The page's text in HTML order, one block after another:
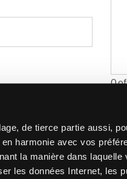
de tierce partie aussi,
harmonie avec vos
la manière dans
les données Internet, les
0